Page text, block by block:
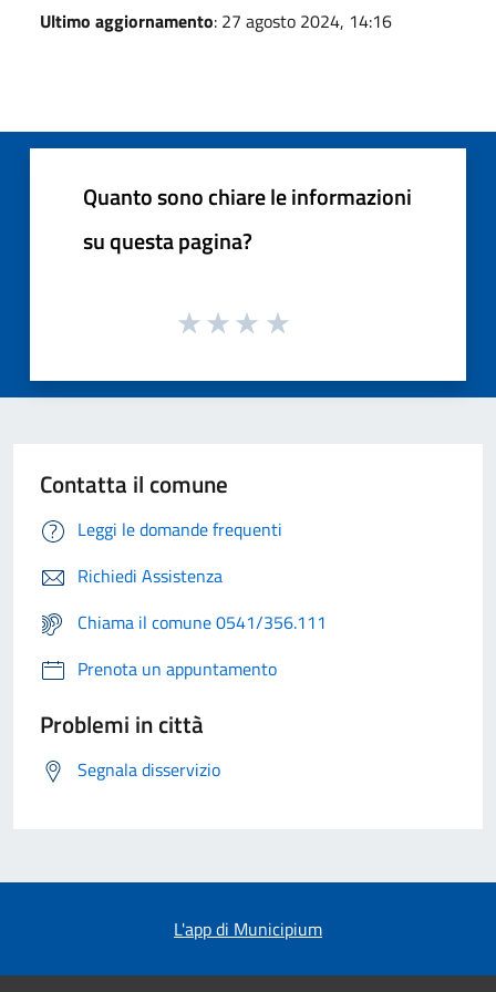
Ultimo aggiornamento: 27 agosto 2024, 14:16
Quanto sono chiare le informazioni
su questa pagina?
Contatta il comune
Leggi le domande frequenti
Richiedi Assistenza
Chiama il comune 0541/356.111
Prenota un appuntamento
Problemi in città
Segnala disservizio
L'app di Municipium